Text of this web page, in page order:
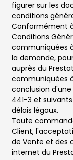
figurer sur les
conditions
Conformément
Conditions
communiquées
la demande,
auprès du
communiquées
conclusion
441-3 et
délais légaux.
Toute
Client,
de Vente et des
internet du